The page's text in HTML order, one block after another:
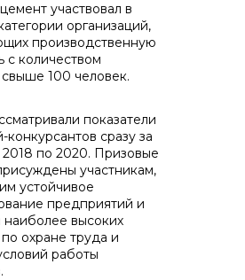
участвовал в
организаций,
производственную
с количеством
100 человек.
показатели
сразу за
по 2020. Призовые
участникам,
устойчивое
предприятий и
высоких
охране труда и
работы